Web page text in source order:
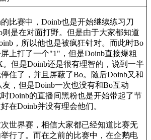
比赛中，Doinb也是开始继续练习刀
则是在对面打野。但是由于大家都知道
，所以他也是被疯狂针对。而此时Bo
上打了一个"1"，但是Doinb直接爆粗
。但是Doinb还是很有理智的，说到一半
住了，并且屏蔽了Bo。随后Doinb又和
友，但是Doinb一次也没有和Bo互动
Doinb的直播间黑粉也是开始带起了节
在Doinb并没有理会他们。
世界赛，相信大家都已经知道比赛无
行了。而在之前的比赛中，在企鹅电